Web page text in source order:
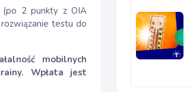
(po 2 punkty z OIA
testu do
mobilnych
Wpłata jest